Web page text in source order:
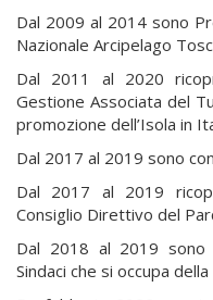
Dal 2009 al 2014 sono
Nazionale Arcipelago
Dal 2011 al 2020
Gestione Associata del
promozione dell’Isola in
Dal 2017 al 2019 sono
Dal 2017 al 2019
Consiglio Direttivo del
Dal 2018 al 2019 sono
Sindaci che si occupa della